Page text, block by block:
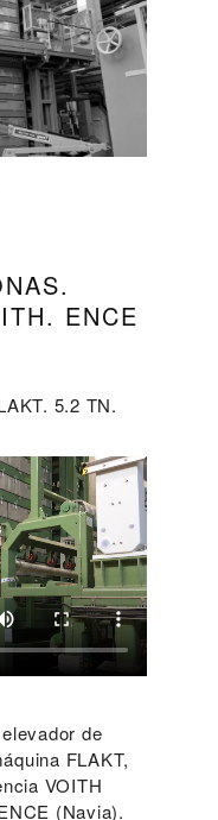
ENCE
5.2 TN.
de
FLAKT,
VOITH
(Navia).